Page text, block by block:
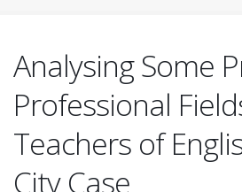
Analysing Some
Professional
Teachers of
City Case